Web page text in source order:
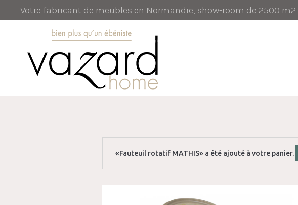
Votre fabricant de meubles en Normandie, show-room de 2500 m2
«Fauteuil rotatif MATHIS» a été ajouté à votre panier.